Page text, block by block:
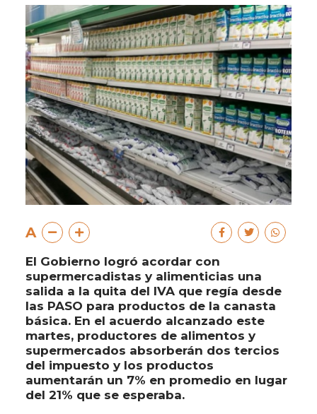
A
El Gobierno logró acordar con
supermercadistas y alimenticias una
salida a la quita del IVA que regía desde
las PASO para productos de la canasta
básica. En el acuerdo alcanzado este
martes, productores de alimentos y
supermercados absorberán dos tercios
del impuesto y los productos
aumentarán un 7% en promedio en lugar
del 21% que se esperaba.